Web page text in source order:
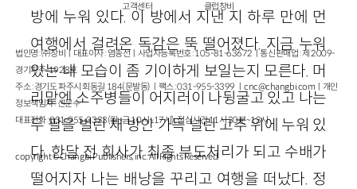
방에 누워 있다. 이 방에서 지낸 지 하루 만에 먼
여행에서 걸려온 독감은 뚝 떨어졌다. 지금 누워
있는 내 모습이 좀 기이하게 보일는지 모른다. 머
리맡엔 소주병들이 어지러이 나뒹굴고 있고 나는
두 팔을 벌린 채 방안 가득 널린 고추 위에 누워 있
다. 한달 전 회사가 최종 부도처리가 되고 수배가
떨어지자 나는 배낭을 꾸리고 여행을 떠났다. 정
고객센터
클럽창비
법인명 : ㈜창비ㅣ대표이사 : 염종선ㅣ사업자등록번호 : 105-81-63672ㅣ통신판매업 : 제 2009-
경기파주-1928호
주소 : 경기도 파주시 회동길 184(문발동)ㅣ팩스 : 031-955-3399 ㅣcnc@changbi.com ㅣ개인
정보책임자 : 신문수
대표전화 : 031-955-3333(월~금 10시~17시), 점심시간 11시 30분~13시
copyright © Changbi Publishers, inc. All Rights Reserved.